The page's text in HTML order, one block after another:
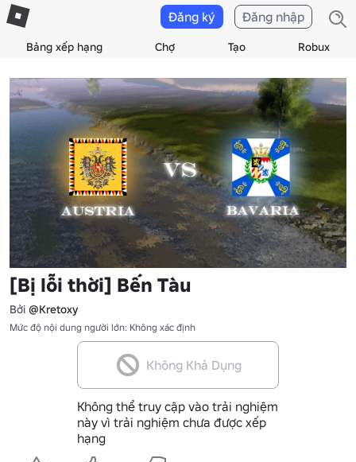
Bảng xếp hạng Chợ Tạo Robux
Đăng ký Đăng nhập
[Bị lỗi thời] Bến Tàu
Bởi @Kretoxy
Mức độ nội dung người lớn: Không xác định
Không Khả Dụng
Không thể truy cập vào trải nghiệm
này vì trải nghiệm chưa được xếp
hạng